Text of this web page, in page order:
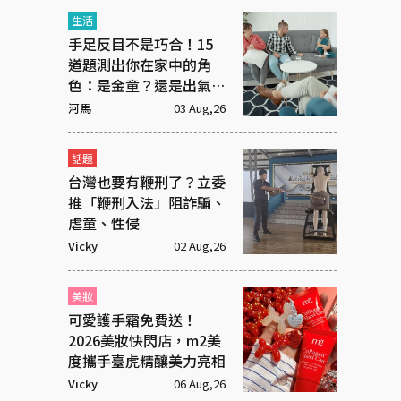
生活
手足反目不是巧合！15
道題測出你在家中的角
色：是金童？還是出氣
筒？
河馬 03 Aug,26
話題
台灣也要有鞭刑了？立委
推「鞭刑入法」阻詐騙、
虐童、性侵
Vicky 02 Aug,26
美妝
可愛護手霜免費送！
2026美妝快閃店，m2美
度攜手臺虎精釀美力亮相
Vicky 06 Aug,26